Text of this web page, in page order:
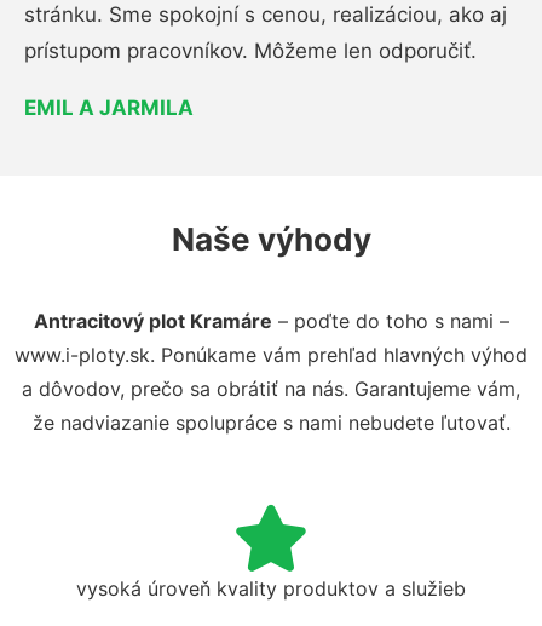
stránku. Sme spokojní s cenou, realizáciou, ako aj
prístupom pracovníkov. Môžeme len odporučiť.
EMIL A JARMILA
Naše výhody
Antracitový plot Kramáre – poďte do toho s nami –
www.i-ploty.sk. Ponúkame vám prehľad hlavných výhod
a dôvodov, prečo sa obrátiť na nás. Garantujeme vám,
že nadviazanie spolupráce s nami nebudete ľutovať.
vysoká úroveň kvality produktov a služieb